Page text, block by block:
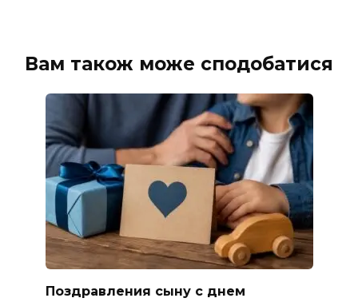
Вам також може сподобатися
Поздравления сыну с днем